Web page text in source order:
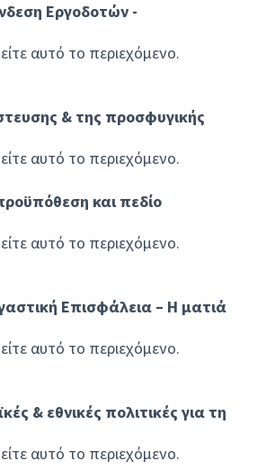
Εργοδοτών -
αυτό το περιεχόμενο.
& της προσφυγικής
αυτό το περιεχόμενο.
και πεδίο
αυτό το περιεχόμενο.
Επισφάλεια – Η ματιά
αυτό το περιεχόμενο.
& εθνικές πολιτικές για τη
αυτό το περιεχόμενο.